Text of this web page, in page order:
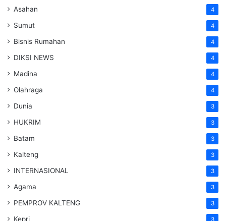
Asahan 4
Sumut 4
Bisnis Rumahan 4
DIKSI NEWS 4
Madina 4
Olahraga 4
Dunia 3
HUKRIM 3
Batam 3
Kalteng 3
INTERNASIONAL 3
Agama 3
PEMPROV KALTENG 3
Kepri 3